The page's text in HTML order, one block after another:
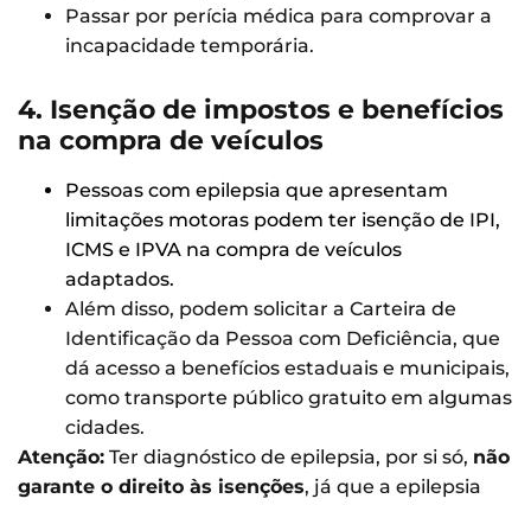
Passar por perícia médica para comprovar a
incapacidade temporária.
4. Isenção de impostos e benefícios
na compra de veículos
Pessoas com epilepsia que apresentam
limitações motoras podem ter isenção de IPI,
ICMS e IPVA na compra de veículos
adaptados.
Além disso, podem solicitar a Carteira de
Identificação da Pessoa com Deficiência, que
dá acesso a benefícios estaduais e municipais,
como transporte público gratuito em algumas
cidades.
Atenção: Ter diagnóstico de epilepsia, por si só, não
garante o direito às isenções, já que a epilepsia